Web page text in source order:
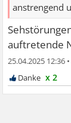
anstrengend
auftretende
25.04.2025 12:36
x 2